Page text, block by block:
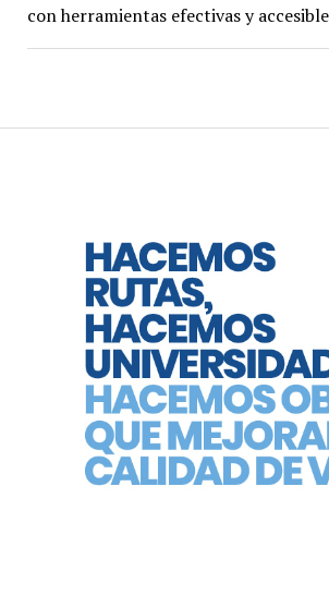
con herramientas efectivas y